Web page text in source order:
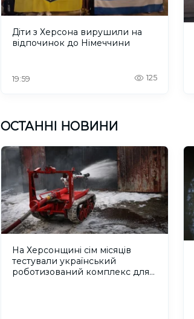
Діти з Херсона вирушили на
відпочинок до Німеччини
19:59 125
ОСТАННІ НОВИНИ
На Херсонщині сім місяців
тестували український
роботизований комплекс для